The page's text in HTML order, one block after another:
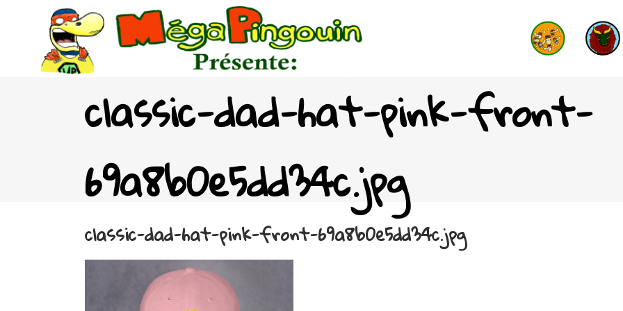
classic-dad-hat-pink-front-
69a8b0e5dd34c.jpg
classic-dad-hat-pink-front-69a8b0e5dd34c.jpg